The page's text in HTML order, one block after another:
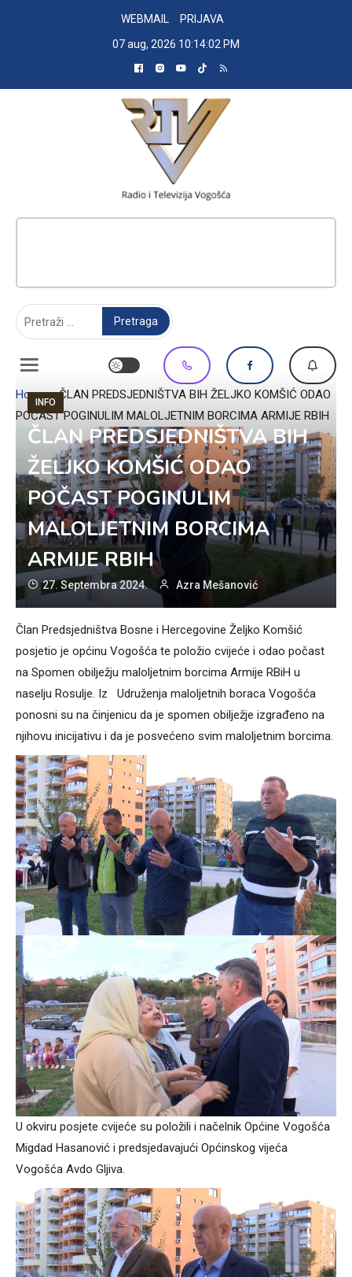
WEBMAIL
PRIJAVA
07 aug, 2026 10:14:03 PM
Home»ČLAN PREDSJEDNIŠTVA BIH ŽELJKO KOMŠIĆ ODAO
POČAST POGINULIM MALOLJETNIM BORCIMA ARMIJE RBIH
INFO
ČLAN PREDSJEDNIŠTVA BIH
ŽELJKO KOMŠIĆ ODAO
POČAST POGINULIM
MALOLJETNIM BORCIMA
ARMIJE RBIH
27. Septembra 2024. Azra Mešanović
Član Predsjedništva Bosne i Hercegovine Željko Komšić
posjetio je općinu Vogošća te položio cvijeće i odao počast
na Spomen obilježju maloljetnim borcima Armije RBiH u
naselju Rosulje. Iz Udruženja maloljetnih boraca Vogošća
ponosni su na činjenicu da je spomen obilježje izgrađeno na
njihovu inicijativu i da je posvećeno svim maloljetnim borcima.
U okviru posjete cvijeće su položili i načelnik Općine Vogošća
Migdad Hasanović i predsjedavajući Općinskog vijeća
Vogošća Avdo Gljiva.